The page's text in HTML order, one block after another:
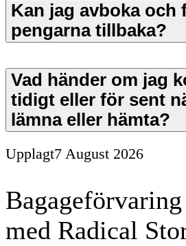
Kan jag avboka och
pengarna tillbaka?
Vad händer om jag
tidigt eller för sent
lämna eller hämta?
Upplagt7 August 2026
med Radical